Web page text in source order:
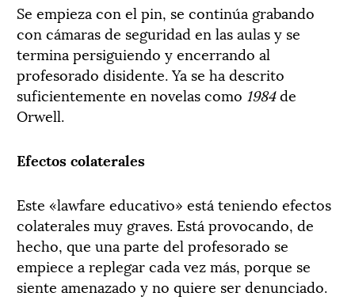
Se empieza con el pin, se continúa grabando
con cámaras de seguridad en las aulas y se
termina persiguiendo y encerrando al
profesorado disidente. Ya se ha descrito
suficientemente en novelas como 1984de
Orwell.
Efectos colaterales
Este «lawfare educativo» está teniendo efectos
colaterales muy graves. Está provocando, de
hecho, que una parte del profesorado se
empiece a replegar cada vez más, porque se
siente amenazado y no quiere ser denunciado.